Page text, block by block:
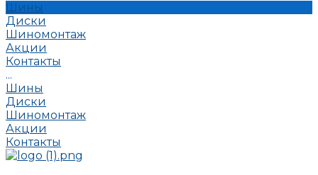
Шины
Диски
Шиномонтаж
Акции
Контакты
...
Шины
Диски
Шиномонтаж
Акции
Контакты